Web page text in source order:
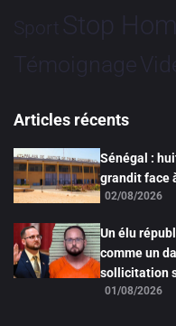
Sport Stop
Témoignage
Articles récents
Sénégal :
grandit face
02/08/2026
Un élu
comme un
sollicitation
01/08/2026